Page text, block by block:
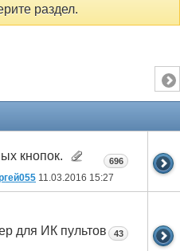
раздел.
кнопок.
11.03.2016 15:27
696
для ИК пультов
43